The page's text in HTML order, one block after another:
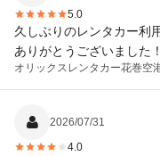
5.0
久しぶりのレンタカー利
ありがとうございました！
オリックスレンタカー花巻空
2026/07/31
4.0